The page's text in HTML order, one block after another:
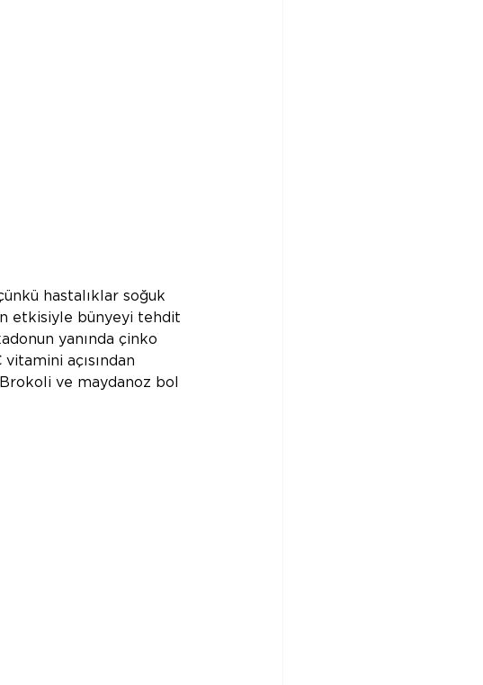
hastalıklar soğuk
etkisiyle bünyeyi tehdit
yanında çinko
açısından
ve maydanoz bol